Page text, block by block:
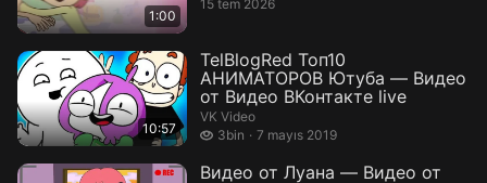
1:00
15 tem 2026
10:57
TelBlogRed Топ10
АНИМАТОРОВ Ютуба — Видео
от Видео ВКонтакте live
VK Video
3bin
3 bin izleme7 mayıs 2019
Видео от Луана — Видео от